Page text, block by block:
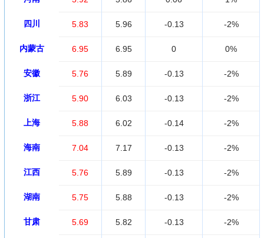
四川 5.83 5.96 -0.13 -2%
内蒙古 6.95 6.95 0 0%
安徽 5.76 5.89 -0.13 -2%
浙江 5.90 6.03 -0.13 -2%
上海 5.88 6.02 -0.14 -2%
海南 7.04 7.17 -0.13 -2%
江西 5.76 5.89 -0.13 -2%
湖南 5.75 5.88 -0.13 -2%
甘肃 5.69 5.82 -0.13 -2%